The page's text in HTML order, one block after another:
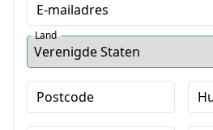
E-mailadres
Land
Postcode